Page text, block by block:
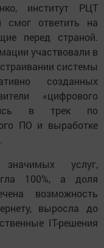
институт РЦТ
смог ответить на
перед страной.
участвовали в
системы
созданных
«цифрового
в трек по
ПО и выработке
услуг,
100%, а доля
возможность
выросла до
IT-решения